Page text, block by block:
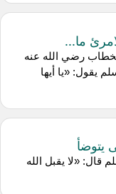
ما...
رضي الله عنه
يقول: «يا أيها
يتوضأ
قال: «لا يقبل الله